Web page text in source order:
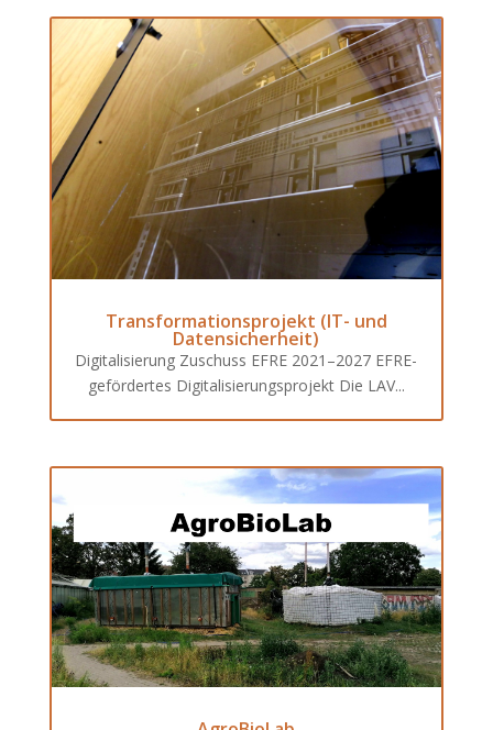
Transformationsprojekt (IT- und
Datensicherheit)
Digitalisierung Zuschuss EFRE 2021–2027 EFRE-
gefördertes Digitalisierungsprojekt Die LAV...